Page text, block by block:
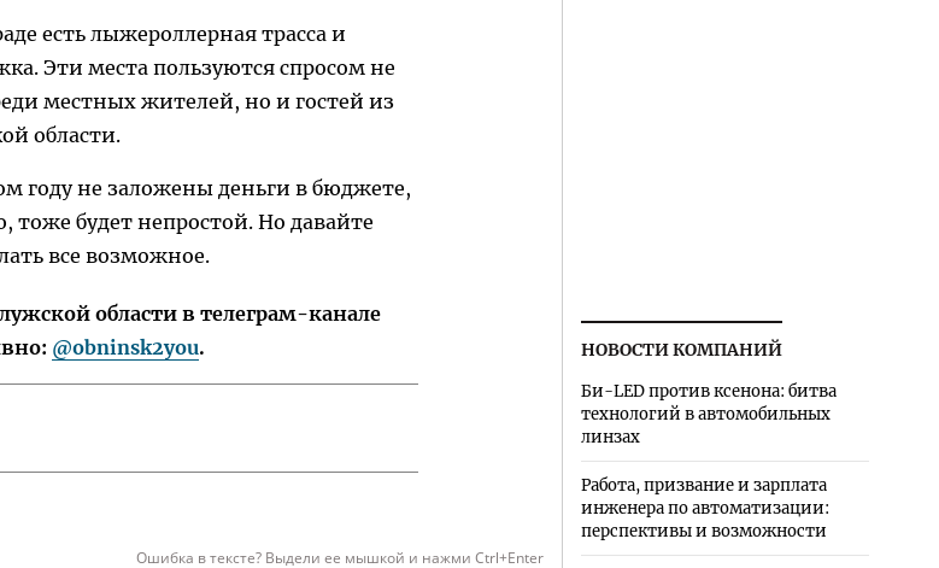
есть лыжероллерная трасса и
Эти места пользуются спросом не
местных жителей, но и гостей из
области.
году не заложены деньги в бюджете,
будет непростой. Но давайте
все возможное.
области в телеграм-канале
@obninsk2you.
Ошибка в тексте? Выдели ее мышкой и нажми Ctrl+Enter
НОВОСТИ КОМПАНИЙ
Би-LED против ксенона: битва
технологий в автомобильных
линзах
Работа, призвание и зарплата
инженера по автоматизации:
перспективы и возможности